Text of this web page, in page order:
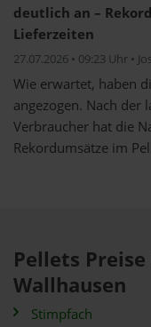
deutlich an –
Lieferzeiten
27.07.2026 • 09:23 Uhr •
Wie erwartet, haben
angezogen. Nach der
Verbraucher hat die
Rekordumsätze im
Pellets
Wallhausen
Stimpfach